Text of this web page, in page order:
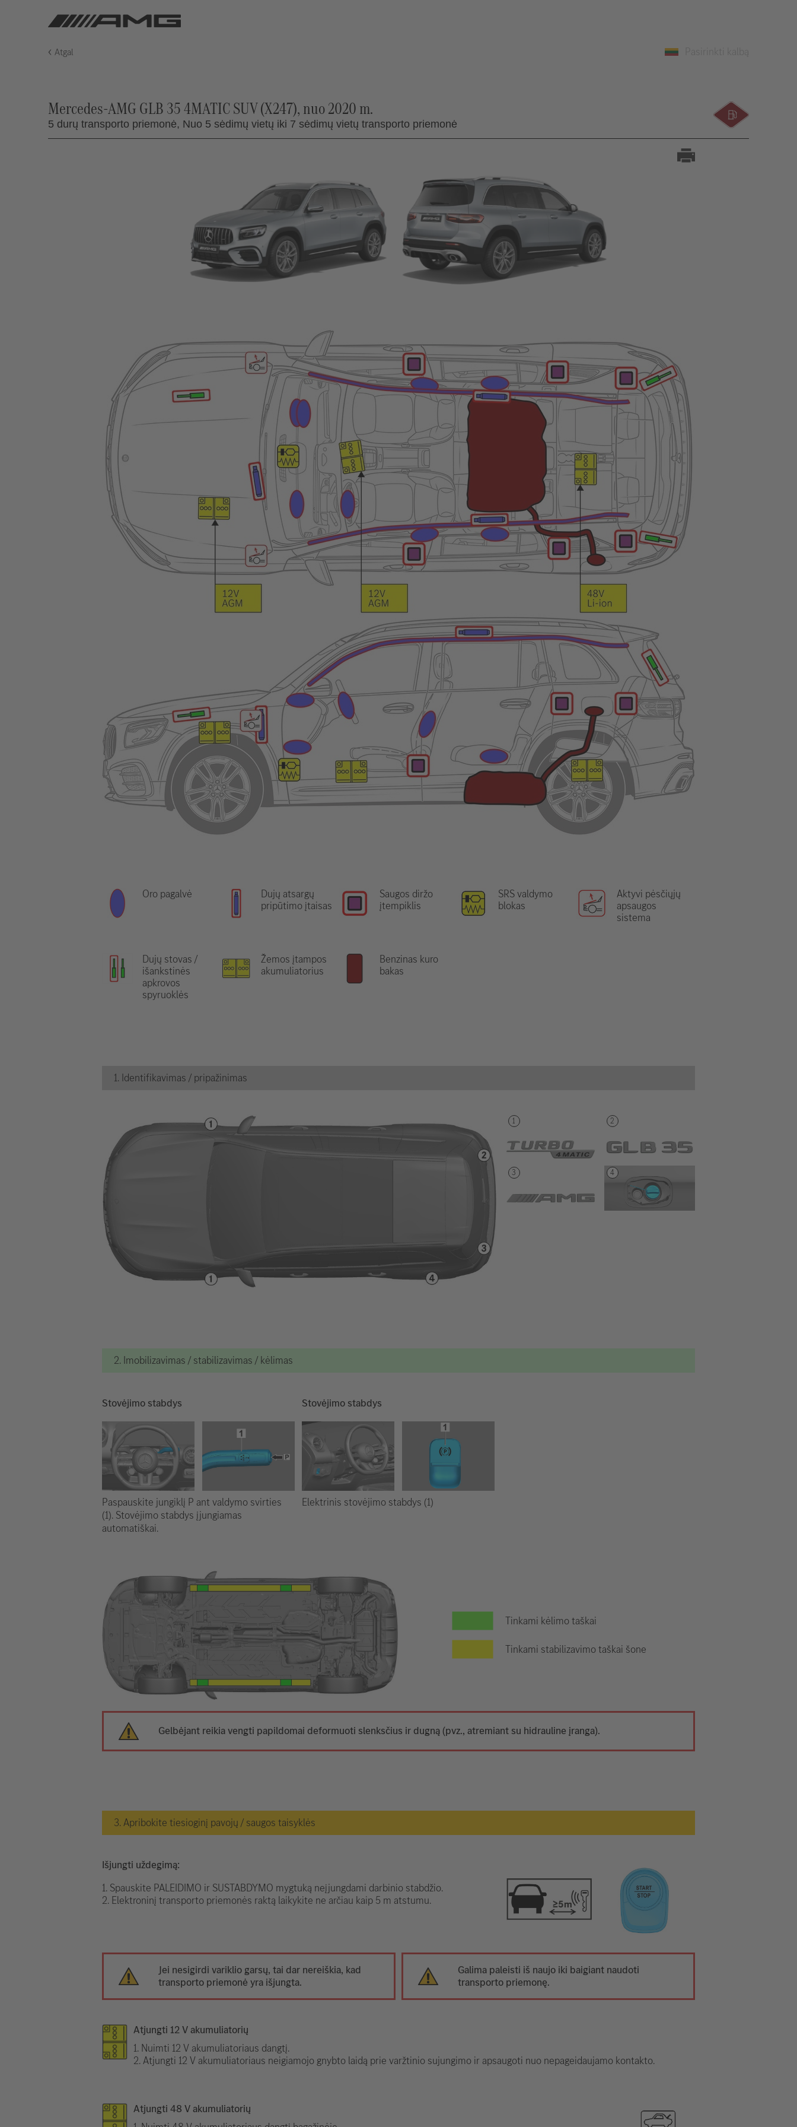
Atgal
Mercedes-AMG GLB 35 4MATIC SUV (X247), nuo 2020 m.
5 durų transporto priemonė, Nuo 5 sėdimų vietų iki 7 sėdimų vietų transporto priemonė
Oro pagalvė
Dujų atsargų
pripūtimo įtaisas
Saugos diržo
įtempiklis
SRS valdymo
blokas
Aktyvi pėsčiųjų
apsaugos
sistema
Dujų stovas /
išankstinės
apkrovos
spyruoklės
Žemos įtampos
akumuliatorius
Benzinas kuro
bakas
1. Identifikavimas / pripažinimas
2. Imobilizavimas / stabilizavimas / kėlimas
Stovėjimo stabdys
Paspauskite jungiklį P ant valdymo svirties
(1). Stovėjimo stabdys įjungiamas
automatiškai.
Stovėjimo stabdys
Elektrinis stovėjimo stabdys (1)
Tinkami kėlimo taškai
Tinkami stabilizavimo taškai šone
Gelbėjant reikia vengti papildomai deformuoti slenksčius ir dugną (pvz., atremiant su hidrauline įranga).
3. Apribokite tiesioginį pavojų / saugos taisyklės
Išjungti uždegimą:
1. Spauskite PALEIDIMO ir SUSTABDYMO mygtuką neįjungdami darbinio stabdžio.
2. Elektroninį transporto priemonės raktą laikykite ne arčiau kaip 5 m atstumu.
Jei nesigirdi variklio garsų, tai dar nereiškia, kad
transporto priemonė yra išjungta.
Galima paleisti iš naujo iki baigiant naudoti
transporto priemonę.
Atjungti 12 V akumuliatorių
1. Nuimti 12 V akumuliatoriaus dangtį.
2. Atjungti 12 V akumuliatoriaus neigiamojo gnybto laidą prie varžtinio sujungimo ir apsaugoti nuo nepageidaujamo kontakto.
Atjungti 48 V akumuliatorių